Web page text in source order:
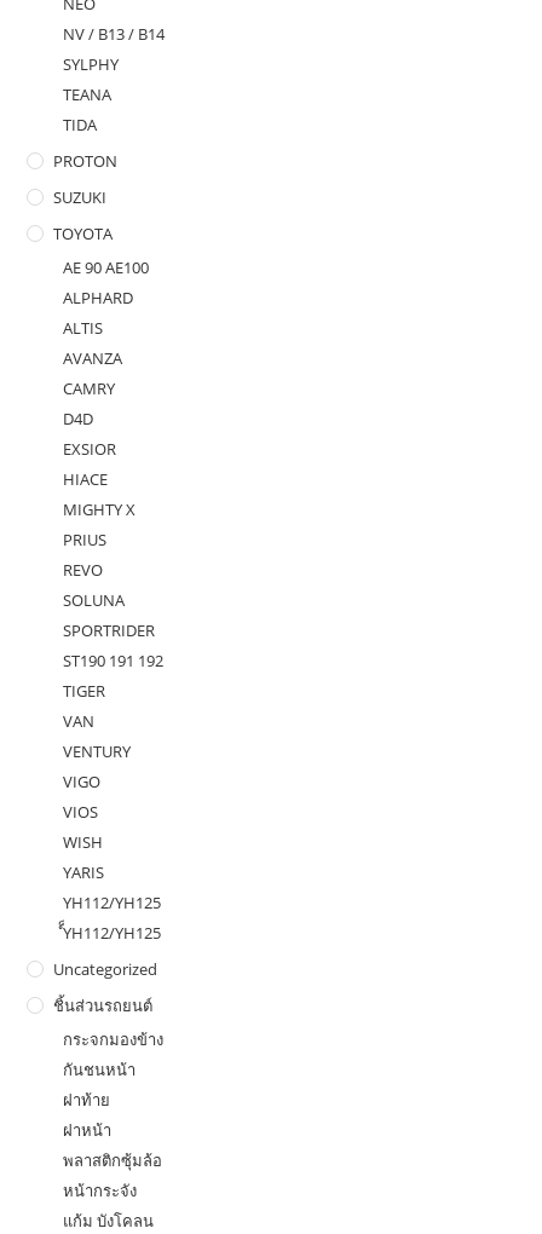
NV / B13 / B14
SYLPHY
TEANA
TIDA
PROTON
SUZUKI
TOYOTA
AE 90 AE100
ALPHARD
ALTIS
AVANZA
CAMRY
D4D
EXSIOR
HIACE
MIGHTY X
PRIUS
REVO
SOLUNA
SPORTRIDER
ST190 191 192
TIGER
VAN
VENTURY
VIGO
VIOS
WISH
YARIS
YH112/YH125
ํ็YH112/YH125
Uncategorized
ชิ้นส่วนรถยนต์
กระจกมองข้าง
กันชนหน้า
ฝาท้าย
ฝาหน้า
พลาสติกซุ้มล้อ
หน้ากระจัง
แก้ม บังโคลน